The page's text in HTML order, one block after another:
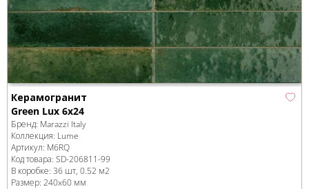
Керамогранит
Green Lux 6x24
Бренд: Marazzi Italy
Коллекция: Lume
Артикул: M6RQ
Код товара: SD-206811-99
В коробке: 36 шт, 0.52 м2
Размер: 240x60 мм